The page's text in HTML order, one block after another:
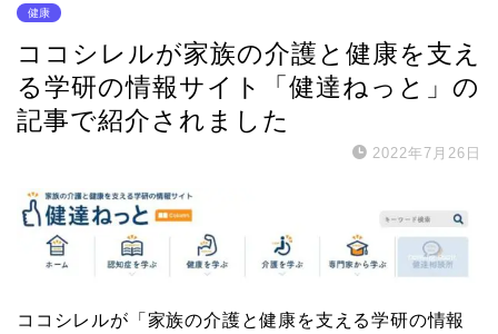
健康
ココシレルが家族の介護と健康を支え
る学研の情報サイト「健達ねっと」の
記事で紹介されました
2022年7月26日
ココシレルが「家族の介護と健康を支える学研の情報